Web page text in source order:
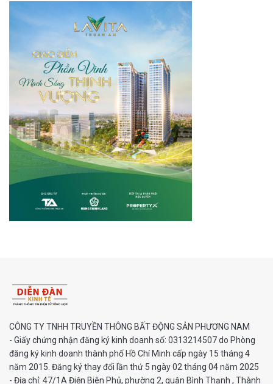
CÔNG TY TNHH TRUYỀN THÔNG BẤT ĐỘNG SẢN PHƯƠNG NAM
- Giấy chứng nhận đăng ký kinh doanh số: 0313214507 do Phòng
đăng ký kinh doanh thành phố Hồ Chí Minh cấp ngày 15 tháng 4
năm 2015. Đăng ký thay đổi lần thứ 5 ngày 02 tháng 04 năm 2025
- Địa chỉ: 47/1A Điện Biên Phủ, phường 2, quận Bình Thạnh , Thành